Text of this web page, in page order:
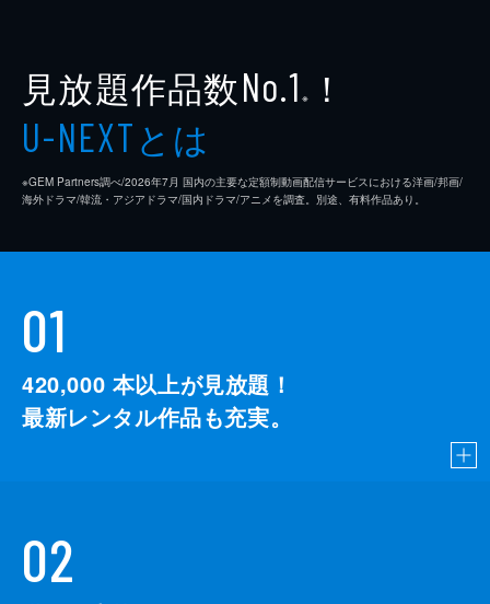
見放題作品数No.1 ※ ！
U-NEXTとは
※GEM Partners調べ/2026年7⽉ 国内の主要な定額制動画配信サービスにおける洋画/邦画/
海外ドラマ/韓流・アジアドラマ/国内ドラマ/アニメを調査。別途、有料作品あり。
01
420,000 本以上が見放題！
最新レンタル作品も充実。
02